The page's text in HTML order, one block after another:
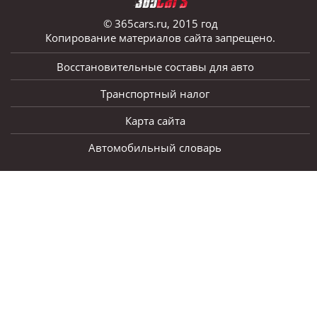
© 365cars.ru, 2015 год
Копирование материалов сайта запрещено.
Восстановительные составы для авто
Транспортный налог
Карта сайта
Автомобильный словарь